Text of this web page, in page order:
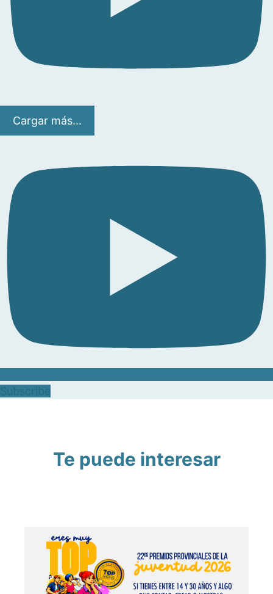
Cargar más...
Te puede interesar